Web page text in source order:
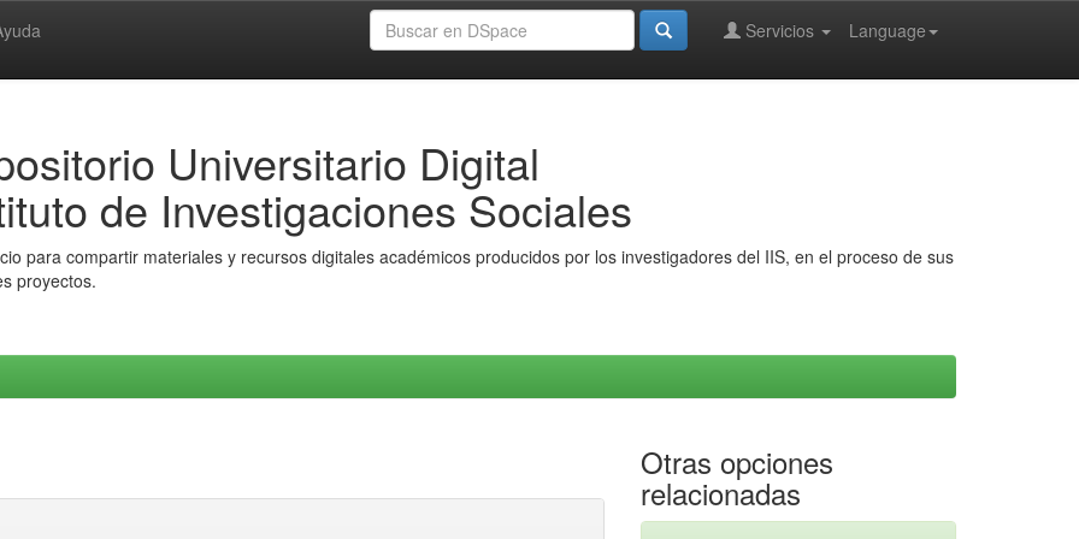
Language
Servicios
Universitario Digital
de Investigaciones Sociales
para compartir materiales y recursos digitales académicos producidos por los investigadores del IIS, en el proceso de sus
proyectos.
Otras opciones
relacionadas